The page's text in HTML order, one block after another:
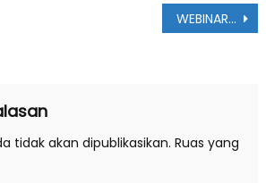
WEBINAR NASIONAL 2020 | IKATAN PELAJAR MUHAMMADIYAH PONOROGO
tidak akan dipublikasikan. Ruas yang